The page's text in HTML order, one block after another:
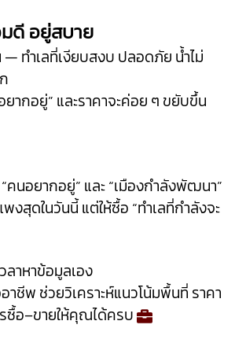
ดี อยู่สบาย
ทำเลที่เงียบสงบ ปลอดภัย น้ำไม่
ากอยู่” และราคาจะค่อย ๆ ขยับขึ้น
คนอยากอยู่” และ “เมืองกำลังพัฒนา”
งสุดในวันนี้ แต่ให้ซื้อ “ทำเลที่กำลังจะ
ลาหาข้อมูลเอง
าชีพ ช่วยวิเคราะห์แนวโน้มพื้นที่ ราคา
ซื้อ–ขายให้คุณได้ครบ